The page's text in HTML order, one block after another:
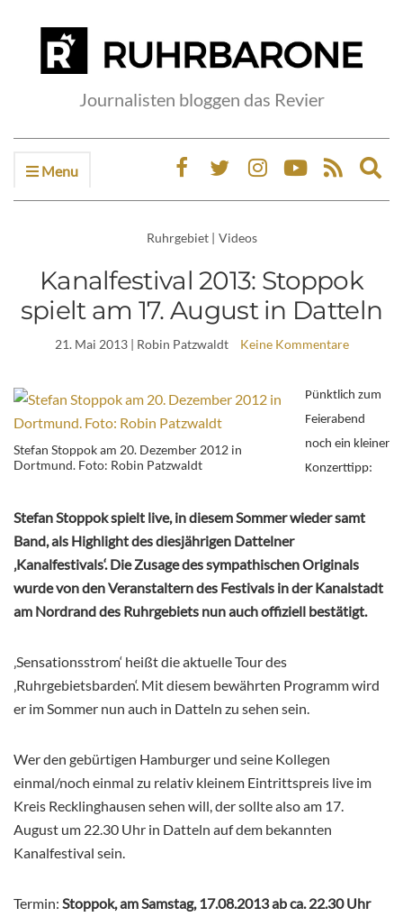
Journalisten bloggen das Revier
Menu
Ruhrgebiet | Videos
Kanalfestival 2013: Stoppok
spielt am 17. August in Datteln
21. Mai 2013| Robin Patzwaldt Keine Kommentare
Stefan Stoppok am 20. Dezember 2012 in
Dortmund. Foto: Robin Patzwaldt
Pünktlich zum
Feierabend
noch ein kleiner
Konzerttipp:
Stefan Stoppok spielt live, in diesem Sommer wieder samt
Band, als Highlight des diesjährigen Dattelner
‚Kanalfestivals‘. Die Zusage des sympathischen Originals
wurde von den Veranstaltern des Festivals in der Kanalstadt
am Nordrand des Ruhrgebiets nun auch offiziell bestätigt.
‚Sensationsstrom‘ heißt die aktuelle Tour des
‚Ruhrgebietsbarden‘. Mit diesem bewährten Programm wird
er im Sommer nun auch in Datteln zu sehen sein.
Wer den gebürtigen Hamburger und seine Kollegen
einmal/noch einmal zu relativ kleinem Eintrittspreis live im
Kreis Recklinghausen sehen will, der sollte also am 17.
August um 22.30 Uhr in Datteln auf dem bekannten
Kanalfestival sein.
Termin: Stoppok, am Samstag, 17.08.2013 ab ca. 22.30 Uhr